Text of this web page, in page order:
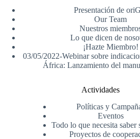
Presentación de
Our Team
Nuestros
Lo que dicen de
¡Hazte Miembro!
03/05/2022-Webinar sobre
África: Lanzamiento del
Actividades
Políticas y
Eventos
Todo lo que necesita saber
Proyectos de